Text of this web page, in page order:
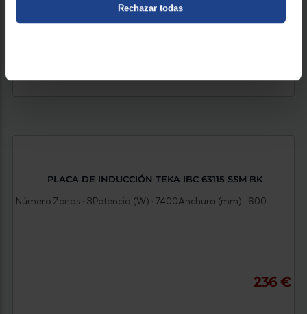
Rechazar todas
PLACA DE INDUCCIÓN TEKA IBC 63115 SSM BK
Número Zonas : 3Potencia (W) : 7400Anchura (mm) : 600
236 €